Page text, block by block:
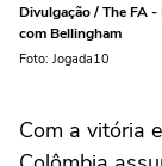
Divulgação / The FA
com Bellingham
Foto: Jogada10
Com a vitória